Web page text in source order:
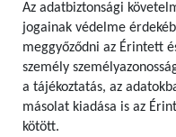
Az adatbiztonsági
jogainak védelme
meggyőződni az Érintett
személy
a tájékoztatás, az
másolat kiadása is az
kötött.